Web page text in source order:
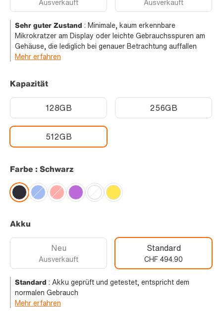
Ausverkauft Ausverkauft
Sehr guter Zustand : Minimale, kaum erkennbare
Mikrokratzer am Display oder leichte Gebrauchsspuren am
Gehäuse, die lediglich bei genauer Betrachtung auffallen
Mehr erfahren
Kapazität
128GB 256GB
512GB
Farbe : Schwarz
Akku
Neu
Ausverkauft
Standard
CHF 494.90
Standard : Akku geprüft und getestet, entspricht dem
normalen Gebrauch
Mehr erfahren